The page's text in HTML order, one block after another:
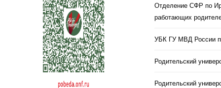
Отделение СФР по
работающих
УБК ГУ МВД России
Родительский
Родительский